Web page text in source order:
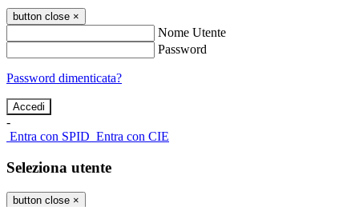
button close ×
Nome Utente
Password
Password dimenticata?
-
Entra con SPID Entra con CIE
Seleziona utente
button close ×